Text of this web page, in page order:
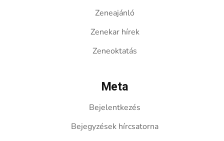
Zeneajánló
Zenekar hírek
Zeneoktatás
Meta
Bejelentkezés
Bejegyzések hírcsatorna